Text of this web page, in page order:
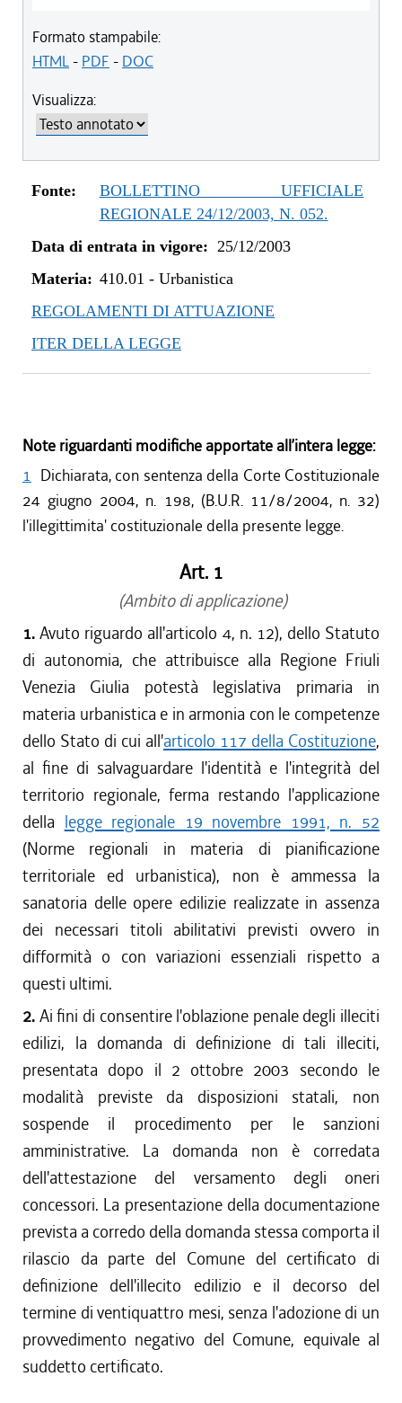
Formato stampabile:
HTML- PDF - DOC
Visualizza:
Fonte:
BOLLETTINO UFFICIALE
REGIONALE 24/12/2003, N. 052.
Data di entrata in vigore: 25/12/2003
Materia: 410.01 - Urbanistica
REGOLAMENTI DI ATTUAZIONE
ITER DELLA LEGGE
Note riguardanti modifiche apportate all’intera legge:
1 Dichiarata, con sentenza della Corte Costituzionale
24 giugno 2004, n. 198, (B.U.R. 11/8/2004, n. 32)
l'illegittimita' costituzionale della presente legge.
Art. 1
(Ambito di applicazione)
1. Avuto riguardo all'articolo 4, n. 12), dello Statuto
di autonomia, che attribuisce alla Regione Friuli
Venezia Giulia potestà legislativa primaria in
materia urbanistica e in armonia con le competenze
dello Stato di cui all'articolo 117 della Costituzione,
al fine di salvaguardare l'identità e l'integrità del
territorio regionale, ferma restando l'applicazione
della legge regionale 19 novembre 1991, n. 52
(Norme regionali in materia di pianificazione
territoriale ed urbanistica), non è ammessa la
sanatoria delle opere edilizie realizzate in assenza
dei necessari titoli abilitativi previsti ovvero in
difformità o con variazioni essenziali rispetto a
questi ultimi.
2. Ai fini di consentire l'oblazione penale degli illeciti
edilizi, la domanda di definizione di tali illeciti,
presentata dopo il 2 ottobre 2003 secondo le
modalità previste da disposizioni statali, non
sospende il procedimento per le sanzioni
amministrative. La domanda non è corredata
dell'attestazione del versamento degli oneri
concessori. La presentazione della documentazione
prevista a corredo della domanda stessa comporta il
rilascio da parte del Comune del certificato di
definizione dell'illecito edilizio e il decorso del
termine di ventiquattro mesi, senza l'adozione di un
provvedimento negativo del Comune, equivale al
suddetto certificato.